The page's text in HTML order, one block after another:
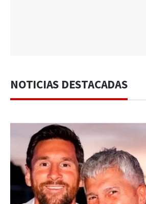
NOTICIAS DESTACADAS